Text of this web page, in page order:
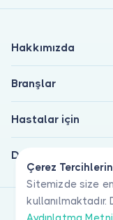
Çerez
Sitemizde size
Hakkımızda
Branşlar
Hastalar için
Doktorlar için